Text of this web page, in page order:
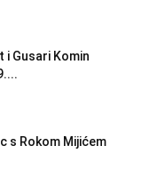
i Gusari Komin
s Rokom Mijićem